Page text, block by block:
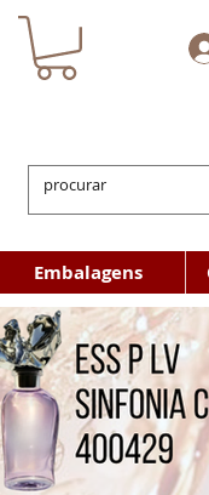
Embalagens